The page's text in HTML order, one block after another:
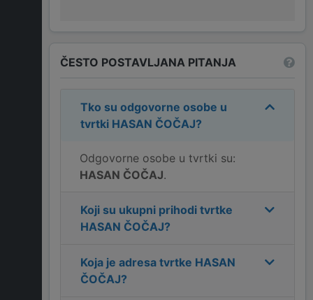
ČESTO POSTAVLJANA PITANJA
Tko su odgovorne osobe u
tvrtki HASAN ČOČAJ?
Odgovorne osobe u tvrtki su:
HASAN ČOČAJ.
Koji su ukupni prihodi tvrtke
HASAN ČOČAJ?
Koja je adresa tvrtke HASAN
ČOČAJ?